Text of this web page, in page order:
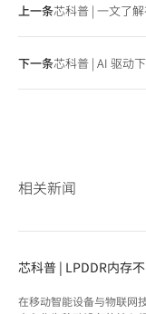
上一条芯科普 | 一文了
下一条芯科普 | AI 驱动
相关新闻
芯科普 | LPDDR内存
在移动智能设备与物联网